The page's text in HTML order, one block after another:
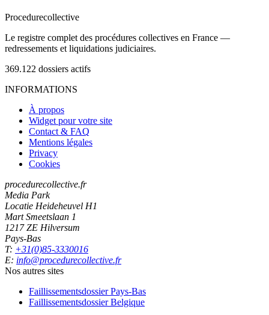
Procedurecollective
Le registre complet des procédures collectives en France —
redressements et liquidations judiciaires.
369.122 dossiers actifs
INFORMATIONS
À propos
Widget pour votre site
Contact & FAQ
Mentions légales
Privacy
Cookies
procedurecollective.fr
Media Park
Locatie Heideheuvel H1
Mart Smeetslaan 1
1217 ZE Hilversum
Pays-Bas
T: +31(0)85-3330016
E: info@procedurecollective.fr
Nos autres sites
Faillissementsdossier Pays-Bas
Faillissementsdossier Belgique